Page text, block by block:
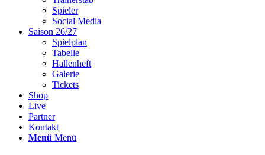
Spieler
Social Media
Saison 26/27
Spielplan
Tabelle
Hallenheft
Galerie
Tickets
Shop
Live
Partner
Kontakt
Menü Menü